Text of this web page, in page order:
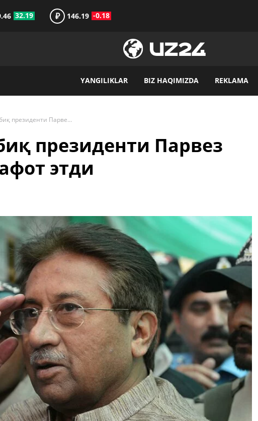
32.19 ₽ 146.19 -0.18
YANGILIKLAR BIZ HAQIMIZDA REKLAMA
Покистон собиқ президенти Парвез Мушарраф вафот этди
президенти Парвез
этди